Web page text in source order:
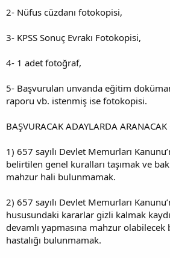
2- Nüfus cüzdanı fotokopisi,
3- KPSS Sonuç Evrakı Fotokopisi,
4- 1 adet fotoğraf,
5- Başvurulan unvanda eğitim
raporu vb. istenmiş ise fotokopisi.
BAŞVURACAK ADAYLARDA ARANACAK
1) 657 sayılı Devlet Memurları
belirtilen genel kuralları taşımak ve
mahzur hali bulunmamak.
2) 657 sayılı Devlet Memurları
hususundaki kararlar gizli kalmak
devamlı yapmasına mahzur olabilecek
hastalığı bulunmamak.